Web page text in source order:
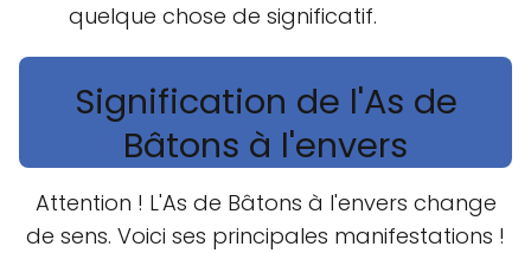
quelque chose de significatif.
Signification de l'As de
Bâtons à l'envers
Attention ! L'As de Bâtons à l'envers change
de sens. Voici ses principales manifestations !